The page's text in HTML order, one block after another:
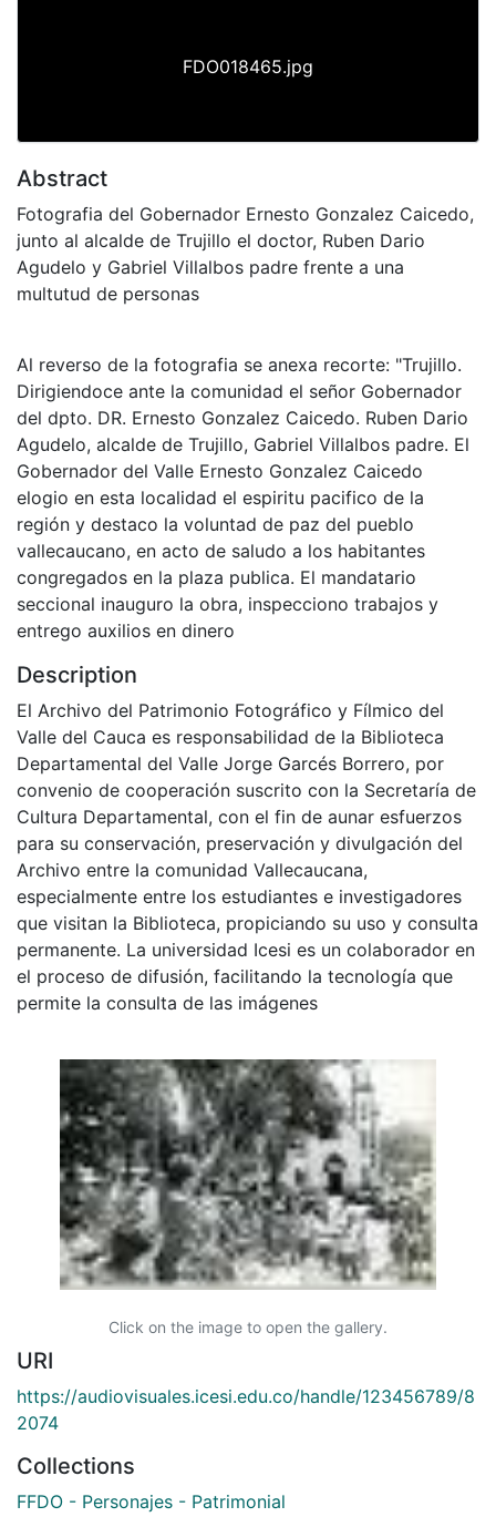
FDO018465.jpg
Abstract
Fotografia del Gobernador Ernesto Gonzalez Caicedo,
junto al alcalde de Trujillo el doctor, Ruben Dario
Agudelo y Gabriel Villalbos padre frente a una
multutud de personas
Al reverso de la fotografia se anexa recorte: "Trujillo.
Dirigiendoce ante la comunidad el señor Gobernador
del dpto. DR. Ernesto Gonzalez Caicedo. Ruben Dario
Agudelo, alcalde de Trujillo, Gabriel Villalbos padre. El
Gobernador del Valle Ernesto Gonzalez Caicedo
elogio en esta localidad el espiritu pacifico de la
región y destaco la voluntad de paz del pueblo
vallecaucano, en acto de saludo a los habitantes
congregados en la plaza publica. El mandatario
seccional inauguro la obra, inspecciono trabajos y
entrego auxilios en dinero
Description
El Archivo del Patrimonio Fotográfico y Fílmico del
Valle del Cauca es responsabilidad de la Biblioteca
Departamental del Valle Jorge Garcés Borrero, por
convenio de cooperación suscrito con la Secretaría de
Cultura Departamental, con el fin de aunar esfuerzos
para su conservación, preservación y divulgación del
Archivo entre la comunidad Vallecaucana,
especialmente entre los estudiantes e investigadores
que visitan la Biblioteca, propiciando su uso y consulta
permanente. La universidad Icesi es un colaborador en
el proceso de difusión, facilitando la tecnología que
permite la consulta de las imágenes
Click on the image to open the gallery.
URI
https://audiovisuales.icesi.edu.co/handle/123456789/8
2074
Collections
FFDO - Personajes - Patrimonial